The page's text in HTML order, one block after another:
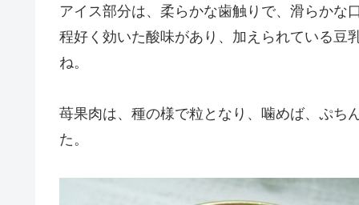
アイス部分は、柔らかな歯触りで、滑らかな
程好く効いた酸味があり、加えられている豆
ね。
苺果肉は、種の様で粒となり、噛めば、ぷち
た。